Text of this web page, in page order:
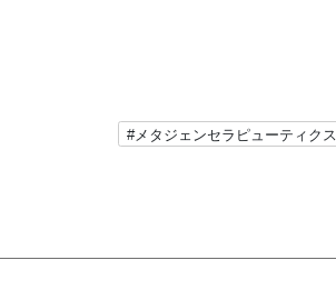
#メタジェンセラピューティクス